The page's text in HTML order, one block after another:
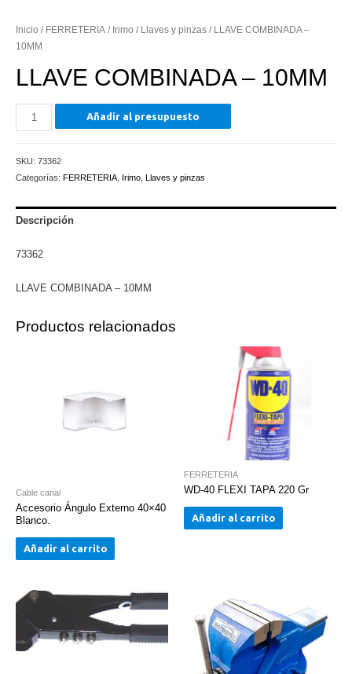
Inicio / FERRETERIA / Irimo / Llaves y pinzas / LLAVE COMBINADA –
10MM
LLAVE COMBINADA – 10MM
LLAVE
COMBINADA
10MM
cantidad
Añadir al presupuesto
SKU: 73362
Categorías: FERRETERIA Irimo Llaves y pinzas
Descripción
73362
LLAVE COMBINADA – 10MM
Productos relacionados
Cable canal
Accesorio Ángulo Externo 40×40
Blanco.
Añadir al carrito
FERRETERIA
WD-40 FLEXI TAPA 220 Gr
Añadir al carrito